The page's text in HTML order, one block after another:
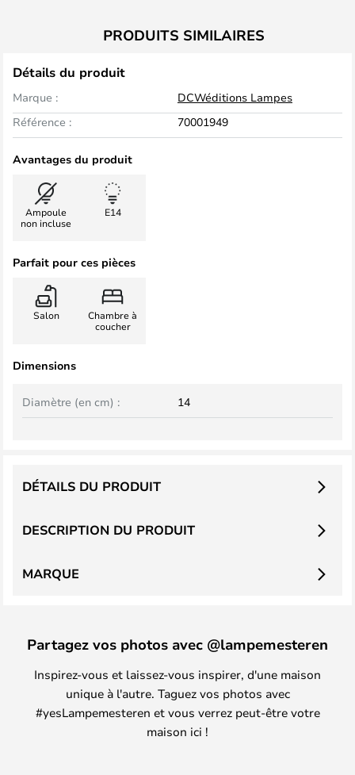
PRODUITS SIMILAIRES
Détails du produit
Marque :
DCWéditions Lampes
Référence :
70001949
Avantages du produit
Ampoule
non incluse
E14
Parfait pour ces pièces
Salon
Chambre à
coucher
Dimensions
Diamètre (en cm) : 14
DESCRIPTION DU PRODUIT
DÉTAILS DU PRODUIT
MARQUE
Partagez vos photos avec @lampemesteren
Inspirez-vous et laissez-vous inspirer, d'une maison
unique à l'autre. Taguez vos photos avec
#yesLampemesteren et vous verrez peut-être votre
maison ici !